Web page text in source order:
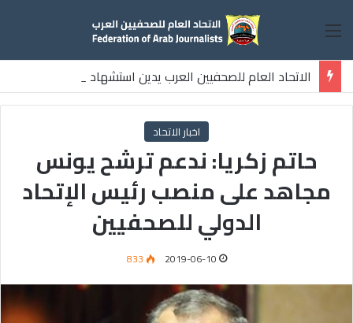
القائمة
الاتحاد العام للصحفيين العرب يدين استشهاد
ثلاثة صحفيين فلسطينيين باستهداف إسرائيلي وسط قطاع غزة
اخبار الاتحاد
حاتم زكريا: ندعم ترشح يونس
مجاهد على منصب رئيس الإتحاد
الدولي للصحفيين
2019-06-10
833